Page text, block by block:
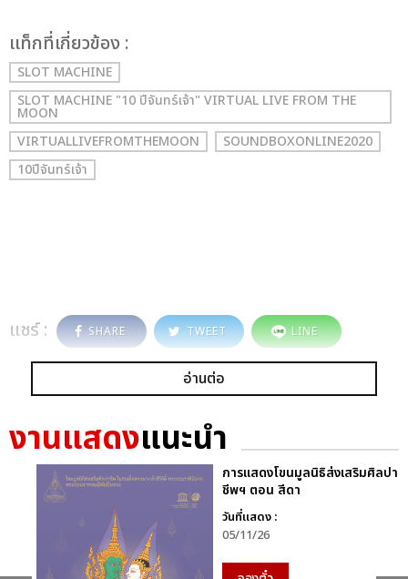
เเท็กที่เกี่ยวข้อง :
SLOT MACHINE
SLOT MACHINE "10 ปีจันทร์เจ้า" VIRTUAL LIVE FROM THE
MOON
VIRTUALLIVEFROMTHEMOON
SOUNDBOXONLINE2020
10ปีจันทร์เจ้า
แชร์ : SHARE TWEET LINE
อ่านต่อ
งานแสดงแนะนำ
การแสดงโขนมูลนิธิส่งเสริมศิลปา
ชีพฯ ตอน สีดา
วันที่แสดง :
05/11/26